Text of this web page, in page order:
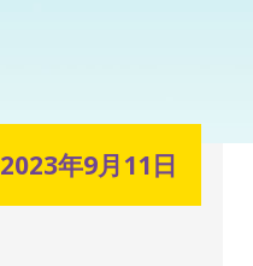
2023年9月11日